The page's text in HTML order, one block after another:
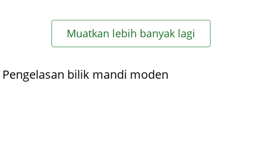
Muatkan lebih banyak lagi
Pengelasan bilik mandi moden